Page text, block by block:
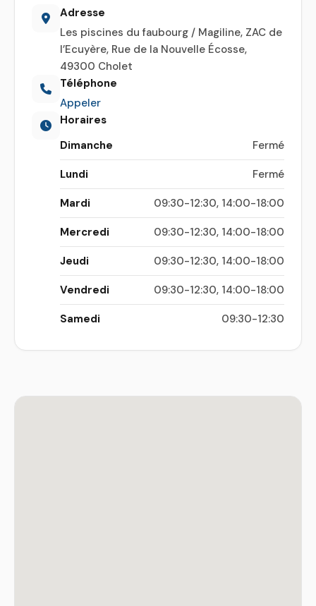
Adresse
Les piscines du faubourg / Magiline, ZAC de
l’Ecuyère, Rue de la Nouvelle Écosse,
49300 Cholet
Téléphone
Appeler
Horaires
Dimanche
Fermé
Lundi Fermé
Mardi 09:30-12:30, 14:00-18:00
Mercredi 09:30-12:30, 14:00-18:00
Jeudi 09:30-12:30, 14:00-18:00
Vendredi 09:30-12:30, 14:00-18:00
Samedi 09:30-12:30